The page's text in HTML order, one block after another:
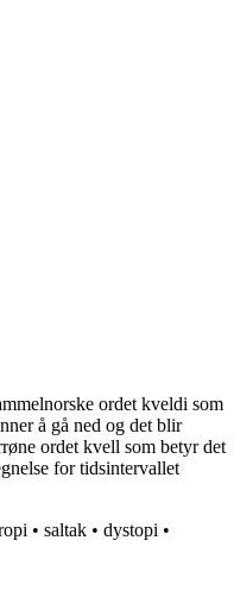
ordet kveldi som
å gå ned og det blir
ordet kvell som betyr det
for tidsintervallet
• saltak • dystopi •